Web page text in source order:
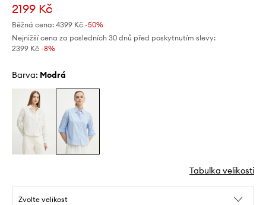
2199 Kč
Běžná cena: 4399 Kč -50%
Nejnižší cena za posledních 30 dnů před poskytnutím slevy:
2399 Kč -8%
Barva: modrá
Tabulka velikosti
Zvolte velikost